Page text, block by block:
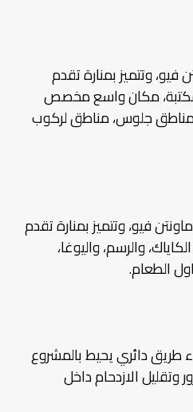
وتتميز بمنارة تقدم
مكتبة، مكان واسع مخصص
مناطق جلوس، مناطق لركوب
فيو، وتتميز بمنارة تقدم
والرسم، واليوغا،
الطعام.
طريق دائري يحيط بالمشروع
وتقليل الازدحام داخل